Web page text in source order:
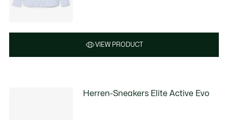
VIEW PRODUCT
Herren-Sneakers Elite Active Evo